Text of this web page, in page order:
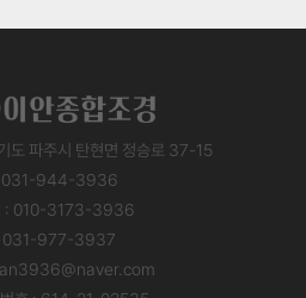
도 파주시 탄현면 정승로 37-15
031-944-3936
: 010-3173-3936
031-977-3937